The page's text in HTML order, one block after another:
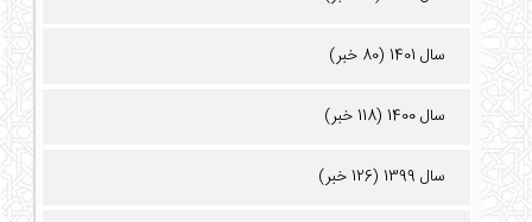
سال 1401 (80 خبر)
سال 1400 (118 خبر)
سال 1399 (126 خبر)